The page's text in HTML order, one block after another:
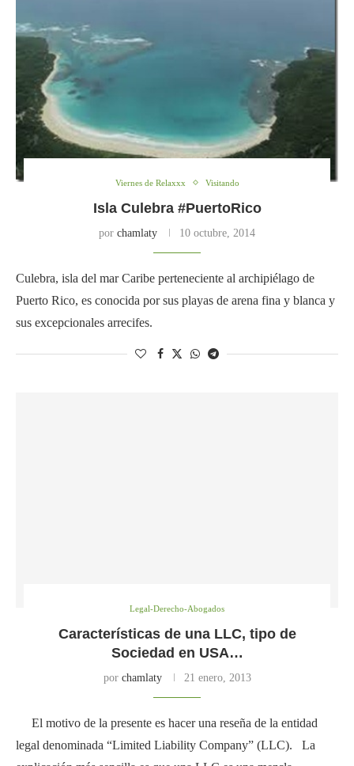
Viernes de Relaxxx Visitando
Isla Culebra #PuertoRico
por chamlaty 10 octubre, 2014
Culebra, isla del mar Caribe perteneciente al archipiélago de
Puerto Rico, es conocida por sus playas de arena fina y blanca y
sus excepcionales arrecifes.
Legal-Derecho-Abogados
Características de una LLC, tipo de
Sociedad en USA…
por chamlaty 21 enero, 2013
El motivo de la presente es hacer una reseña de la entidad
legal denominada “Limited Liability Company” (LLC). La